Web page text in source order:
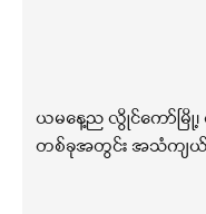
ယမနေ့ည လွိုင်ကော်မြို့၊
တစ်ခုအတွင်း အသံကျယ်